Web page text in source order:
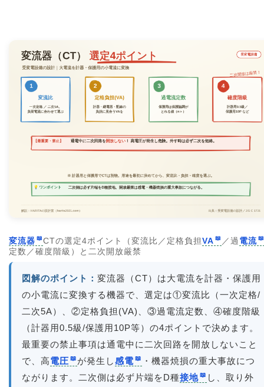
変流器 CTの選定4ポイント（変流比／定格負担VA ／過電流
定数／確度階級）と二次開放厳禁
図解のポイント： 変流器（CT）は大電流を計器・保護用
の小電流に変換する機器で、選定は①変流比（一次定格/
二次5A）、②定格負担(VA)、③過電流定数、④確度階級
（計器用0.5級/保護用10P等）の4ポイントで決めます。
最重要の禁止事項は通電中に二次回路を開放しないこと
で、高電圧 が発生し感電
・機器焼損の重大事故につ
ながります。二次側は必ず片端をD種接地 し、取り外